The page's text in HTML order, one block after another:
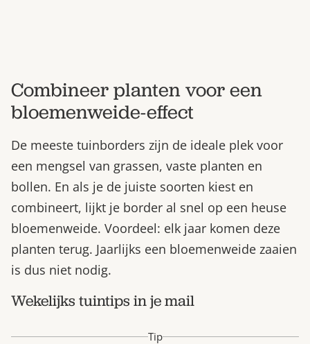
Combineer planten voor een
bloemenweide-effect
De meeste tuinborders zijn de ideale plek voor
een mengsel van grassen, vaste planten en
bollen. En als je de juiste soorten kiest en
combineert, lijkt je border al snel op een heuse
bloemenweide. Voordeel: elk jaar komen deze
planten terug. Jaarlijks een bloemenweide zaaien
is dus niet nodig.
Wekelijks tuintips in je mail
Tip